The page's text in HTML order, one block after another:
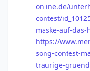
online.de/
contest/
maske-auf-
https://www.
song-contest-
traurige-